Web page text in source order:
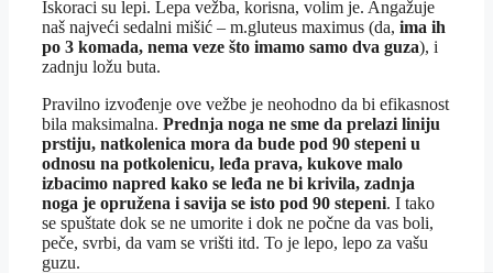
Iskoraci su lepi. Lepa vežba, korisna, volim je. Angažuje
naš najveći sedalni mišić – m.gluteus maximus (da, ima ih
po 3 komada, nema veze što imamo samo dva guza), i
zadnju ložu buta.
Pravilno izvođenje ove vežbe je neohodno da bi efikasnost
bila maksimalna. Prednja noga ne sme da prelazi liniju
prstiju, natkolenica mora da bude pod 90 stepeni u
odnosu na potkolenicu, leđa prava, kukove malo
izbacimo napred kako se leđa ne bi krivila, zadnja
noga je opružena i savija se isto pod 90 stepeni. I tako
se spuštate dok se ne umorite i dok ne počne da vas boli,
peče, svrbi, da vam se vrišti itd. To je lepo, lepo za vašu
guzu.